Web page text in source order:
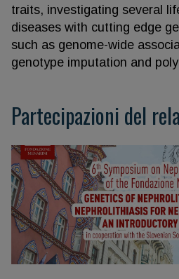
traits, investigating several
diseases with cutting edge
such as genome-wide
genotype imputation and
Partecipazioni del